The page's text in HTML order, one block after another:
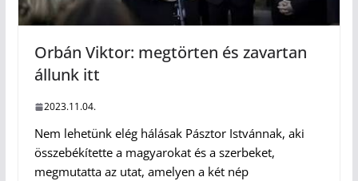
Orbán Viktor: megtörten és zavartan
állunk itt
2023.11.04.
Nem lehetünk elég hálásak Pásztor Istvánnak, aki
összebékítette a magyarokat és a szerbeket,
megmutatta az utat, amelyen a két nép